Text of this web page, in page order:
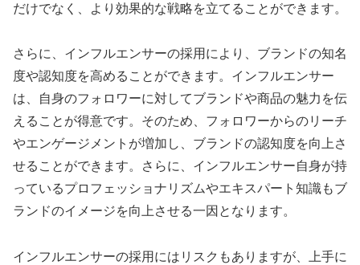
だけでなく、より効果的な戦略を立てることができます。
さらに、インフルエンサーの採用により、ブランドの知名
度や認知度を高めることができます。インフルエンサー
は、自身のフォロワーに対してブランドや商品の魅力を伝
えることが得意です。そのため、フォロワーからのリーチ
やエンゲージメントが増加し、ブランドの認知度を向上さ
せることができます。さらに、インフルエンサー自身が持
っているプロフェッショナリズムやエキスパート知識もブ
ランドのイメージを向上させる一因となります。
インフルエンサーの採用にはリスクもありますが、上手に